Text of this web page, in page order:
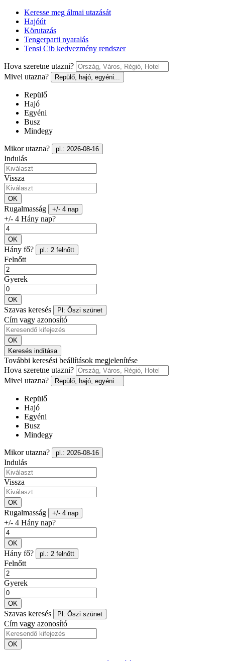
Keresse meg álmai utazását
Hajóút
Körutazás
Tengerparti nyaralás
Tensi Cib kedvezmény rendszer
Hova szeretne utazni?
Mivel utazna?
Repülő, hajó, egyéni...
Repülő
Hajó
Egyéni
Busz
Mindegy
Mikor utazna? pl.: 2026-08-16
Indulás
Vissza
OK
Rugalmasság +/- 4 nap
+/- 4 Hány nap?
OK
Hány fő? pl.: 2 felnőtt
Felnőtt
Gyerek
OK
Szavas keresés Pl: Őszi szünet
Cím vagy azonosító
OK
Keresés indítása
További keresési beállítások megjelenítése
Hova szeretne utazni?
Mivel utazna?
Repülő, hajó, egyéni...
Repülő
Hajó
Egyéni
Busz
Mindegy
Mikor utazna? pl.: 2026-08-16
Indulás
Vissza
OK
Rugalmasság +/- 4 nap
+/- 4 Hány nap?
OK
Hány fő? pl.: 2 felnőtt
Felnőtt
Gyerek
OK
Szavas keresés Pl: Őszi szünet
Cím vagy azonosító
OK